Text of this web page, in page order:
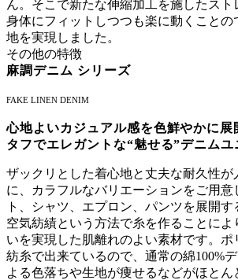
ん。そこで新たな伸縮加工を施したスト
身体にフィットしつつも楽に動くことの
地を実現しました。
その他の特徴
麻調デニム シリーズ
FAKE LINEN DENIM
心地よいカジュアル感を色鮮やかに展
タフでエレガントな“魅せる”デニムユ
ザックリとした着心地と丈夫な耐久性が
に、カラフルなバリエーションをご用意
ト、シャツ、エプロン、パンツを展開す
空気紡績という方法で糸を作ることによ
いを実現した肌離れのよい素材です。ポ
紡糸で出来ているので、通常の綿100%
よる色落ちや生地が痩せるなどがほとん